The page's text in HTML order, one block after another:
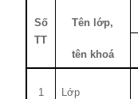
Số
TT
Tên lớp,
tên khoá
1
Lớp